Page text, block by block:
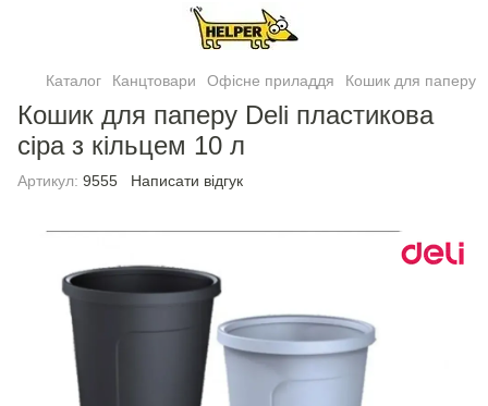
Каталог Канцтовари Офісне приладдя Кошик для паперу
Кошик для паперу Deli пластикова
сіра з кiльцем 10 л
Артикул: 9555 Написати відгук